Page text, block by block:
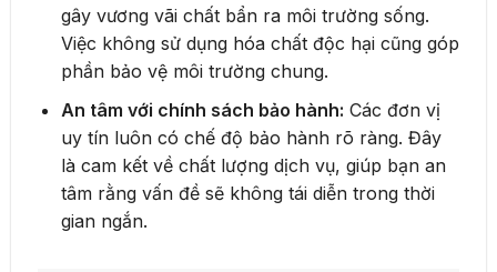
gây vương vãi chất bẩn ra môi trường sống.
Việc không sử dụng hóa chất độc hại cũng góp
phần bảo vệ môi trường chung.
An tâm với chính sách bảo hành: Các đơn vị
uy tín luôn có chế độ bảo hành rõ ràng. Đây
là cam kết về chất lượng dịch vụ, giúp bạn an
tâm rằng vấn đề sẽ không tái diễn trong thời
gian ngắn.